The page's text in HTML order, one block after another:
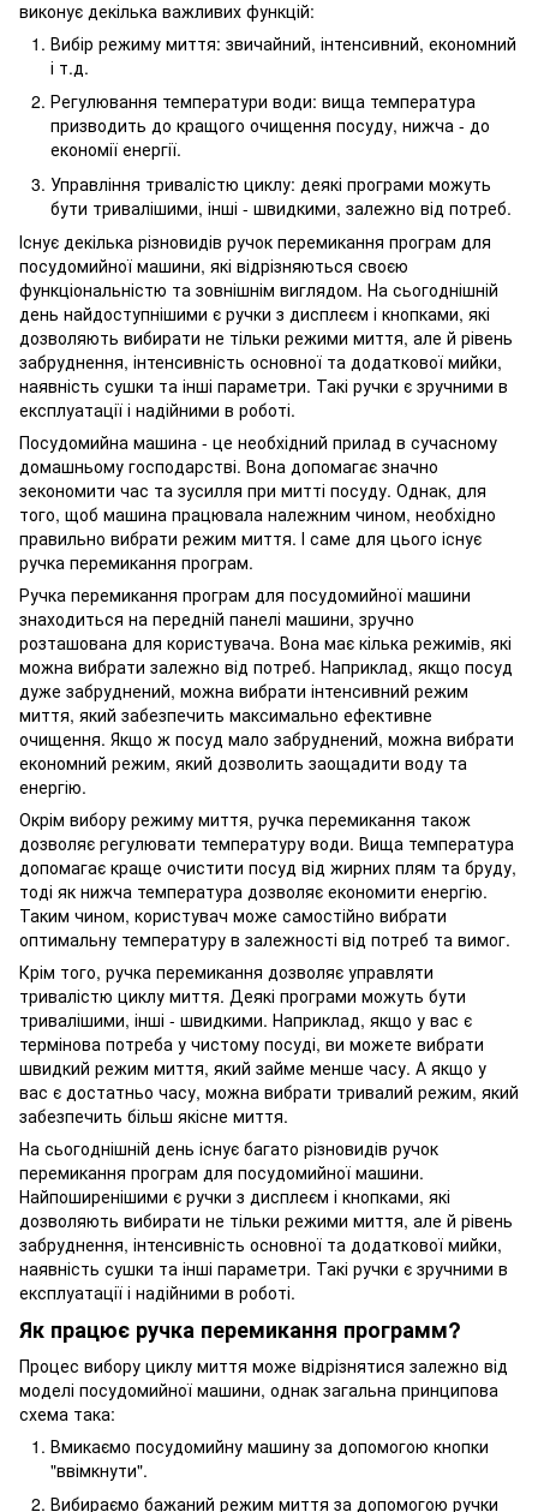
виконує декілька важливих функцій:
Вибір режиму миття: звичайний, інтенсивний, економний
і т.д.
Регулювання температури води: вища температура
призводить до кращого очищення посуду, нижча - до
економії енергії.
Управління тривалістю циклу: деякі програми можуть
бути тривалішими, інші - швидкими, залежно від потреб.
Існує декілька різновидів ручок перемикання програм для
посудомийної машини, які відрізняються своєю
функціональністю та зовнішнім виглядом. На сьогоднішній
день найдоступнішими є ручки з дисплеєм і кнопками, які
дозволяють вибирати не тільки режими миття, але й рівень
забруднення, інтенсивність основної та додаткової мийки,
наявність сушки та інші параметри. Такі ручки є зручними в
експлуатації і надійними в роботі.
Посудомийна машина - це необхідний прилад в сучасному
домашньому господарстві. Вона допомагає значно
зекономити час та зусилля при митті посуду. Однак, для
того, щоб машина працювала належним чином, необхідно
правильно вибрати режим миття. І саме для цього існує
ручка перемикання програм.
Ручка перемикання програм для посудомийної машини
знаходиться на передній панелі машини, зручно
розташована для користувача. Вона має кілька режимів, які
можна вибрати залежно від потреб. Наприклад, якщо посуд
дуже забруднений, можна вибрати інтенсивний режим
миття, який забезпечить максимально ефективне
очищення. Якщо ж посуд мало забруднений, можна вибрати
економний режим, який дозволить заощадити воду та
енергію.
Окрім вибору режиму миття, ручка перемикання також
дозволяє регулювати температуру води. Вища температура
допомагає краще очистити посуд від жирних плям та бруду,
тоді як нижча температура дозволяє економити енергію.
Таким чином, користувач може самостійно вибрати
оптимальну температуру в залежності від потреб та вимог.
Крім того, ручка перемикання дозволяє управляти
тривалістю циклу миття. Деякі програми можуть бути
тривалішими, інші - швидкими. Наприклад, якщо у вас є
термінова потреба у чистому посуді, ви можете вибрати
швидкий режим миття, який займе менше часу. А якщо у
вас є достатньо часу, можна вибрати тривалий режим, який
забезпечить більш якісне миття.
На сьогоднішній день існує багато різновидів ручок
перемикання програм для посудомийної машини.
Найпоширенішими є ручки з дисплеєм і кнопками, які
дозволяють вибирати не тільки режими миття, але й рівень
забруднення, інтенсивність основної та додаткової мийки,
наявність сушки та інші параметри. Такі ручки є зручними в
експлуатації і надійними в роботі.
Як працює ручка перемикання программ?
Процес вибору циклу миття може відрізнятися залежно від
моделі посудомийної машини, однак загальна принципова
схема така:
Вмикаємо посудомийну машину за допомогою кнопки
"ввімкнути".
Вибираємо бажаний режим миття за допомогою ручки